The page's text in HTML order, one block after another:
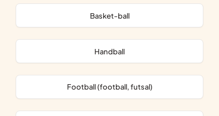
Basket-ball
Handball
Football (football, futsal)